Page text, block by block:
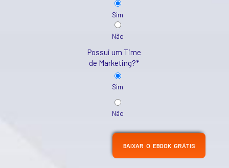
Sim
Não
Possui um Time
de Marketing?*
Sim
Não